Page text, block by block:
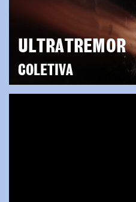
ULTRATREMOR
COLETIVA